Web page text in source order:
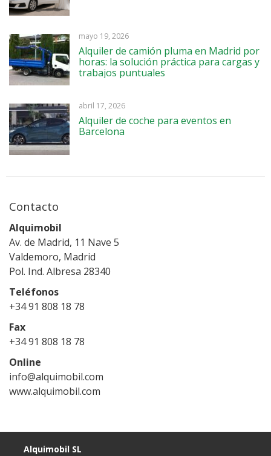
mayo 19, 2026
Alquiler de camión pluma en Madrid por
horas: la solución práctica para cargas y
trabajos puntuales
abril 17, 2026
Alquiler de coche para eventos en
Barcelona
Contacto
Alquimobil
Av. de Madrid, 11 Nave 5
Valdemoro, Madrid
Pol. Ind. Albresa 28340
Teléfonos
+34 91 808 18 78
Fax
+34 91 808 18 78
Online
info@alquimobil.com
www.alquimobil.com
Alquimobil SL